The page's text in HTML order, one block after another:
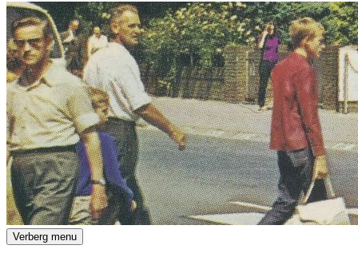
Drents Archief
Verberg menu